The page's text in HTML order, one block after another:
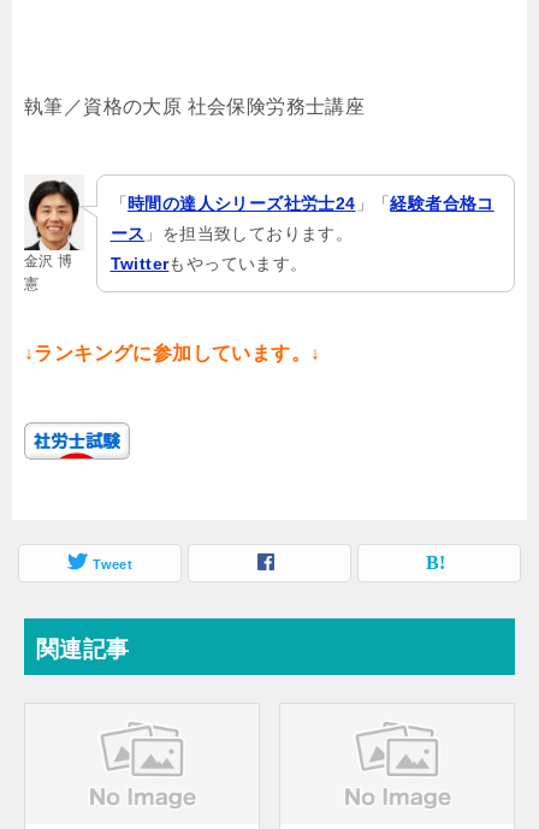
執筆／資格の大原 社会保険労務士講座
金沢 博
憲
「時間の達人シリーズ社労士24 」「経験者合格コ
ース 」を担当致しております。
Twitterもやっています。
↓ランキングに参加しています。↓
Tweet
関連記事